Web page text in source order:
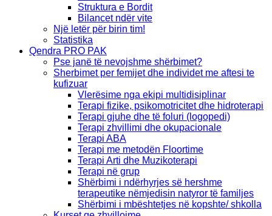
Struktura e Bordit
Bilancet ndër vite
Një letër për birin tim!
Statistika
Qendra PRO PAK
Pse janë të nevojshme shërbimet?
Sherbimet per femijet dhe individet me aftesi te
kufizuar
Vlerësime nga ekipi multidisiplinar
Terapi fizike, psikomotricitet dhe hidroterapi
Terapi gjuhe dhe të foluri (logopedi)
Terapi zhvillimi dhe okupacionale
Terapi ABA
Terapi me metodën Floortime
Terapi Arti dhe Muzikoterapi
Terapi në grup
Shërbimi i ndërhyrjes së hershme
terapeutike nëmjedisin natyror të familjes
Shërbimi i mbështetjes në kopshte/ shkolla